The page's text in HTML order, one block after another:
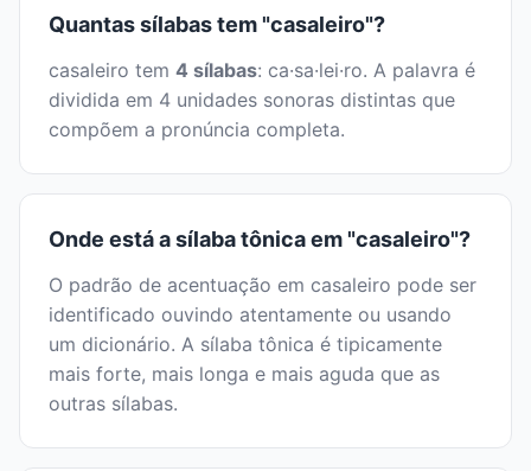
Quantas sílabas tem "casaleiro"?
casaleiro tem 4 sílabas: ca·sa·lei·ro. A palavra é
dividida em 4 unidades sonoras distintas que
compõem a pronúncia completa.
Onde está a sílaba tônica em "casaleiro"?
O padrão de acentuação em casaleiro pode ser
identificado ouvindo atentamente ou usando
um dicionário. A sílaba tônica é tipicamente
mais forte, mais longa e mais aguda que as
outras sílabas.